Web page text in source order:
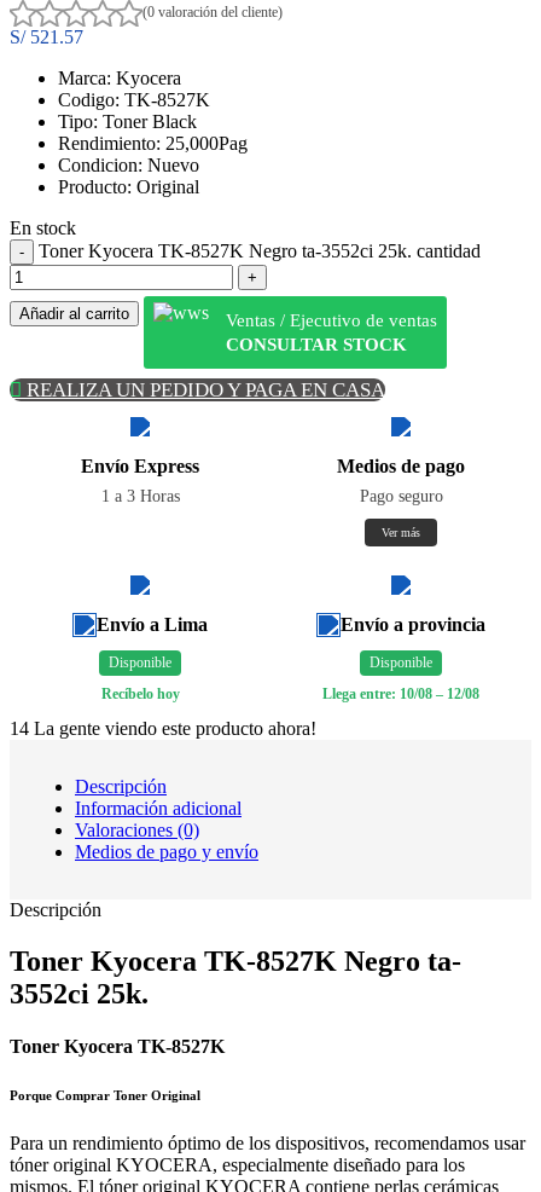
(0 valoración del cliente)
S/521.57
Marca: Kyocera
Codigo: TK-8527K
Tipo: Toner Black
Rendimiento: 25,000Pag
Condicion: Nuevo
Producto: Original
En stock
Toner Kyocera TK-8527K Negro ta-3552ci 25k. cantidad
Añadir al carrito
Ventas / Ejecutivo de ventas
CONSULTAR STOCK
REALIZA UN PEDIDO Y PAGA EN CASA
Envío Express
1 a 3 Horas
Medios de pago
Pago seguro
Ver más
Envío a Lima
Disponible
Recíbelo hoy
Envío a provincia
Disponible
Llega entre: 10/08 – 12/08
14 La gente viendo este producto ahora!
Descripción
Información adicional
Valoraciones (0)
Medios de pago y envío
Descripción
Toner Kyocera TK-8527K Negro ta-
3552ci 25k.
Toner Kyocera TK-8527K
Porque Comprar Toner Original
Para un rendimiento óptimo de los dispositivos, recomendamos usar
tóner original KYOCERA, especialmente diseñado para los
mismos. El tóner original KYOCERA contiene perlas cerámicas